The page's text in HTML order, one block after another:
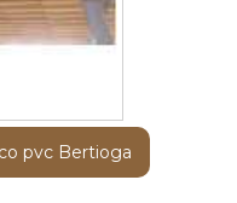
pvc Bertioga